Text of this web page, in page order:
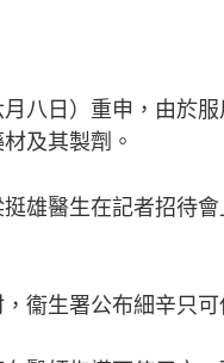
八日）重申，由於
及其製劑。
雄醫生在記者招待
衞生署公布細辛只可